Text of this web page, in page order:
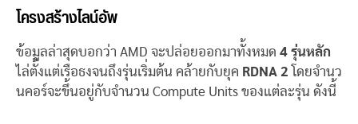
โครงสร้างไลน์อัพ
ข้อมูลล่าสุดบอกว่า AMD จะปล่อยออกมาทั้งหมด 4 รุ่นหลัก
ไล่ตั้งแต่เรือธงจนถึงรุ่นเริ่มต้น คล้ายกับยุค RDNA 2 โดยจำนว
นคอร์จะขึ้นอยู่กับจำนวน Compute Units ของแต่ละรุ่น ดังนี้